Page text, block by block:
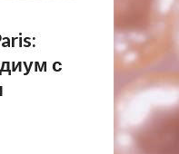
с